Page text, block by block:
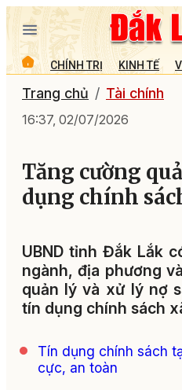
CHÍNH TRỊ KINH TẾ
Trang chủ Tài chính
16:37, 02/07/2026
Tăng cường
dụng chính
UBND tỉnh Đắk Lắk
ngành, địa phương
quản lý và xử lý nợ
tín dụng chính sách
Tín dụng chính sách
cực, an toàn